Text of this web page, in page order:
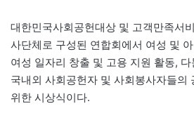
대한민국사회공헌대상 및 고객만족서
사단체로 구성된 연합회에서 여성 및
여성 일자리 창출 및 고용 지원 활동,
국내외 사회공헌자 및 사회봉사자들의
위한 시상식이다.